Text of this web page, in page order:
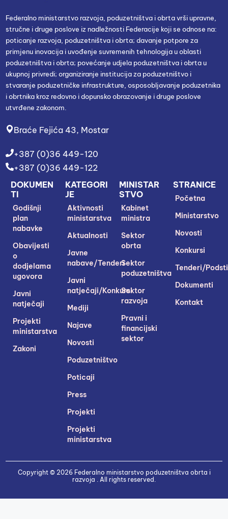
Federalno ministarstvo razvoja, poduzetništva i obrta vrši upravne,
stručne i druge poslove iz nadležnosti Federacije koji se odnose na:
poticanje razvoja, poduzetništva i obrta; davanje potpore za
primjenu inovacija i uvođenje suvremenih tehnologija u oblasti
poduzetništva i obrta; povećanje udjela poduzetništva i obrta u
ukupnoj privredi; organiziranje institucija za poduzetništvo i
stvaranje poduzetničke infrastrukture, osposobljavanje poduzetnika
i obrtnika kroz redovno i dopunsko obrazovanje i druge poslove
utvrđene zakonom.
Braće Fejića 43, Mostar
+387 (0)36 449-120
+387 (0)36 449-122
STRANICE
Početna
Ministarstvo
Novosti
Konkursi
Tenderi/
Dokumenti
Kontakt
MINISTAR
STVO
Kabinet
ministra
Sektor
obrta
Sektor
poduzetništva
Sektor
razvoja
Pravni i
financijski
sektor
KATEGORI
JE
Aktivnosti
ministarstva
Aktualnosti
Javne
nabave/Tenderi
Javni
natječaji/Konkursi
Mediji
Najave
Novosti
Poduzetništvo
Poticaji
Press
Projekti
Projekti
ministarstva
DOKUMEN
TI
Godišnji
plan
nabavke
Obavijesti
o
dodjelama
ugovora
Javni
natječaji
Projekti
ministarstva
Zakoni
Copyright © 2026 Federalno ministarstvo poduzetništva obrta i
razvoja . All rights reserved.